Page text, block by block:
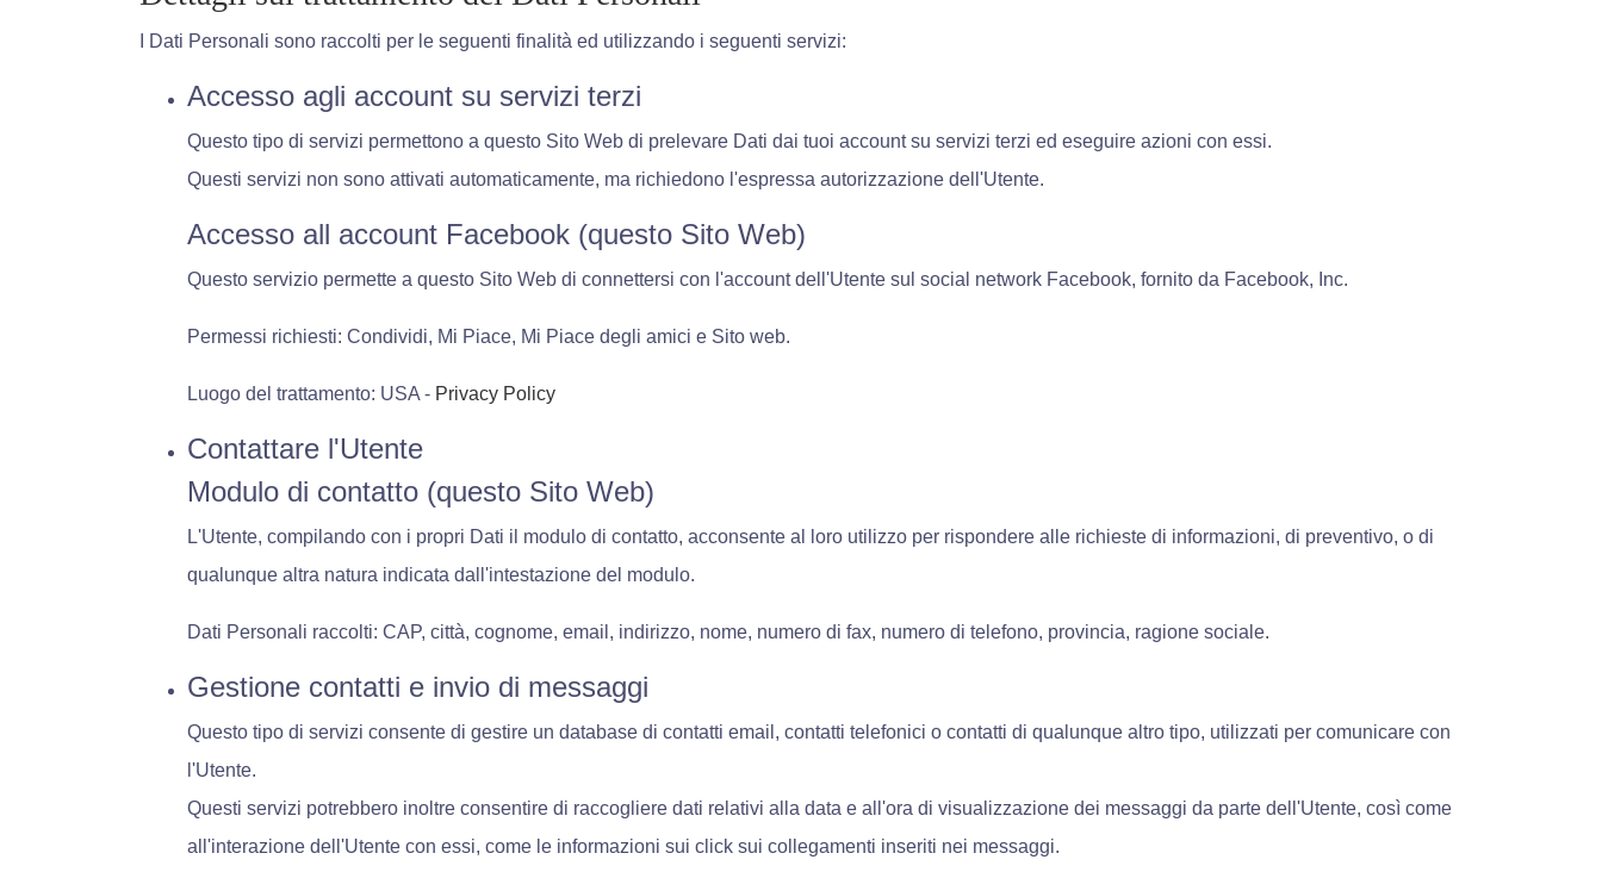
I Dati Personali sono raccolti per le seguenti finalità ed utilizzando i seguenti servizi:
Accesso agli account su servizi terzi
Questo tipo di servizi permettono a questo Sito Web di prelevare Dati dai tuoi account su servizi terzi ed eseguire azioni con essi.
Questi servizi non sono attivati automaticamente, ma richiedono l'espressa autorizzazione dell'Utente.
Accesso all account Facebook (questo Sito Web)
Questo servizio permette a questo Sito Web di connettersi con l'account dell'Utente sul social network Facebook, fornito da Facebook, Inc.
Permessi richiesti: Condividi, Mi Piace, Mi Piace degli amici e Sito web.
Luogo del trattamento: USA - Privacy Policy
Contattare l'Utente
Modulo di contatto (questo Sito Web)
L'Utente, compilando con i propri Dati il modulo di contatto, acconsente al loro utilizzo per rispondere alle richieste di informazioni, di preventivo, o di
qualunque altra natura indicata dall'intestazione del modulo.
Dati Personali raccolti: CAP, città, cognome, email, indirizzo, nome, numero di fax, numero di telefono, provincia, ragione sociale.
Gestione contatti e invio di messaggi
Questo tipo di servizi consente di gestire un database di contatti email, contatti telefonici o contatti di qualunque altro tipo, utilizzati per comunicare con
l'Utente.
Questi servizi potrebbero inoltre consentire di raccogliere dati relativi alla data e all'ora di visualizzazione dei messaggi da parte dell'Utente, così come
all'interazione dell'Utente con essi, come le informazioni sui click sui collegamenti inseriti nei messaggi.